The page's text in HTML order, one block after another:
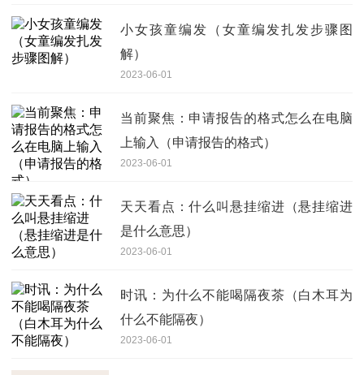
小女孩童编发（女童编发扎发步骤图
解）
2023-06-01
当前聚焦：申请报告的格式怎么在电脑
上输入（申请报告的格式）
2023-06-01
天天看点：什么叫悬挂缩进（悬挂缩进
是什么意思）
2023-06-01
时讯：为什么不能喝隔夜茶（白木耳为
什么不能隔夜）
2023-06-01